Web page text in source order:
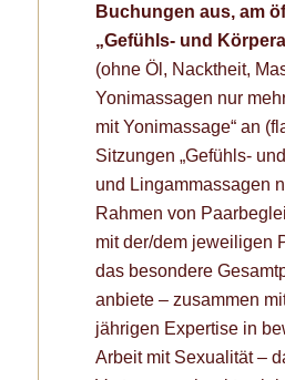
Buchungen aus, am
„Gefühls- und
(ohne Öl, Nacktheit,
Yonimassagen nur
mit Yonimassage“ an
Sitzungen „Gefühls-
und Lingammassagen
Rahmen von
mit der/dem jeweiligen
das besondere
anbiete – zusammen
jährigen Expertise in
Arbeit mit Sexualität –